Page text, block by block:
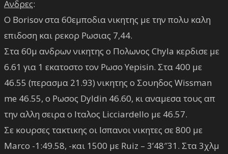
Ανδρες:
Ο Borisov στα 60εμποδια νικητης με την πολυ καλη
επιδοση και ρεκορ Ρωσιας 7,44.
Στα 60μ ανδρων νικητης ο Πολωνος Chyla κερδισε με
6.61 για 1 εκατοστο τον Ρωσο Yepisin. Στα 400 με
46.55 (περασμα 21.93) νικητης ο Σουηδος Wissman
me 46.55, o Ρωσος Dyldin 46.60, κι αναμεσα τους απ
την αλλη σειρα ο Ιταλος Licciardello με 46.57.
Σε κουρσες τακτικης οι Ισπανοι νικητες σε 800 με
Marco -1:49.58, -και 1500 με Ruiz – 3’48″31. Στα 3χλμ